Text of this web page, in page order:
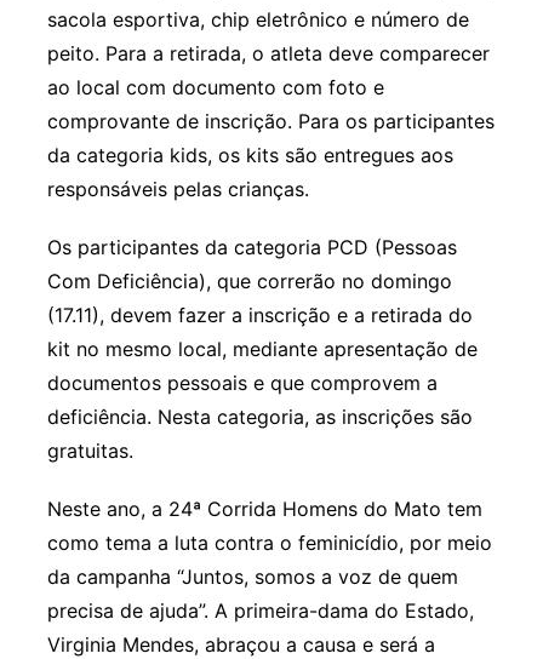
sacola esportiva, chip eletrônico e número de
peito. Para a retirada, o atleta deve comparecer
ao local com documento com foto e
comprovante de inscrição. Para os participantes
da categoria kids, os kits são entregues aos
responsáveis pelas crianças.
Os participantes da categoria PCD (Pessoas
Com Deficiência), que correrão no domingo
(17.11), devem fazer a inscrição e a retirada do
kit no mesmo local, mediante apresentação de
documentos pessoais e que comprovem a
deficiência. Nesta categoria, as inscrições são
gratuitas.
Neste ano, a 24ª Corrida Homens do Mato tem
como tema a luta contra o feminicídio, por meio
da campanha “Juntos, somos a voz de quem
precisa de ajuda”. A primeira-dama do Estado,
Virginia Mendes, abraçou a causa e será a